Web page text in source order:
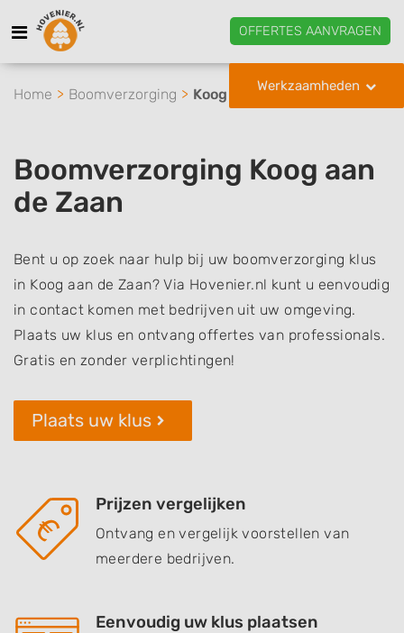
OFFERTES AANVRAGEN
Werkzaamheden
Home Boomverzorging Koog aan de Zaan
Boomverzorging Koog aan
de Zaan
Bent u op zoek naar hulp bij uw boomverzorging klus
in Koog aan de Zaan? Via Hovenier.nl kunt u eenvoudig
in contact komen met bedrijven uit uw omgeving.
Plaats uw klus en ontvang offertes van professionals.
Gratis en zonder verplichtingen!
Plaats uw klus
Prijzen vergelijken
Ontvang en vergelijk voorstellen van
meerdere bedrijven.
Eenvoudig uw klus plaatsen